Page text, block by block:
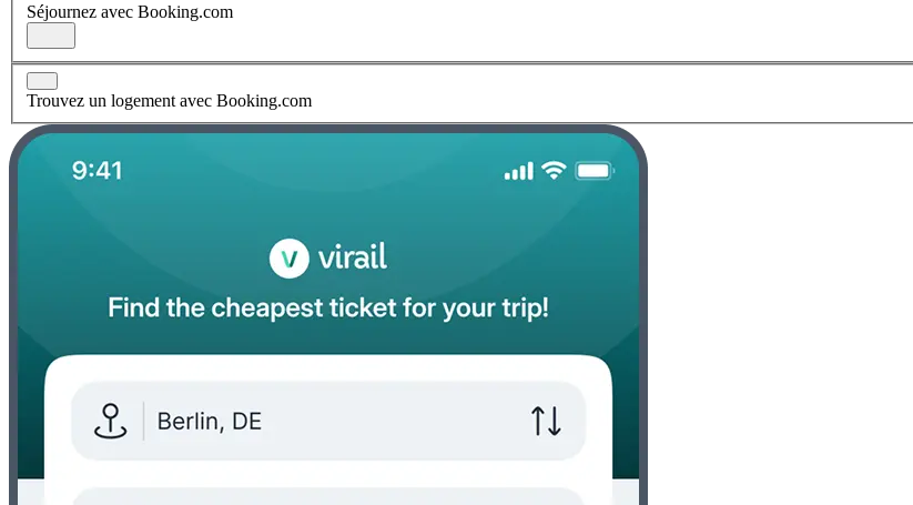
Séjournez avec Booking.com
Trouvez un logement avec Booking.com